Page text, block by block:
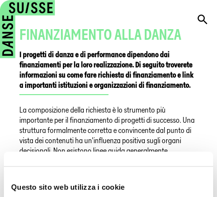
Questo sito web utilizza i cookie
FINANZIAMENTO ALLA DANZA
I progetti di danza e di performance dipendono dai
finanziamenti per la loro realizzazione. Di seguito troverete
informazioni su come fare richiesta di finanziamento e link
a importanti istituzioni e organizzazioni di finanziamento.
La composizione della richiesta è lo strumento più
importante per il finanziamento di progetti di successo. Una
struttura formalmente corretta e convincente dal punto di
vista dei contenuti ha un'influenza positiva sugli organi
decisionali. Non esistono linee guida generalmente
conseguenza.